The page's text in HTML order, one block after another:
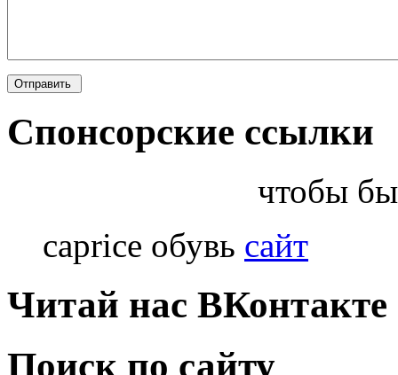
Спонсорские ссылки
чтобы
caprice обувь сайт
Читай нас ВКонтакте
Поиск по сайту